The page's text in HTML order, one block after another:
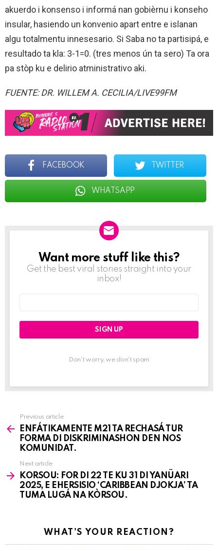
akuerdo i konsenso i informá nan gobièrnu i konseho
insular, hasiendo un konvenio apart entre e islanan
algu totalmentu innesesario. Si Saba no ta partisipá, e
resultado ta kla: 3-1=0. (tres menos ún ta sero) Ta ora
pa stòp ku e delirio atministrativo aki.
FUENTE: DR. WILLEM A. CECILIA/LIVE99FM
FACEBOOK TWITTER
WHATSAPP
NEWSLETTER
Want more stuff like this?
Get the best viral stories straight into your
inbox!
Don't worry, we don't spam
more
Previous article
ENFÁTIKAMENTE M21 TA RECHASÁ TUR
FORMA DI DISKRIMINASHON DEN NOS
KOMUNIDAT.
Next article
KORSOU: FOR DI 22 TE KU 31 DI YANÜARI
2025, E EHERSISIO ‘CARIBBEAN DJOKJA’ TA
TUMA LUGÁ NA KÒRSOU.
WHAT'S YOUR REACTION?